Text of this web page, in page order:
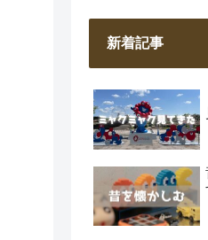
新着記事